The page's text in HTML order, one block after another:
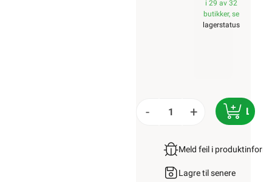
i 29 av 32
butikker, se
lagerstatus
- +
Meld feil i
Lagre til senere